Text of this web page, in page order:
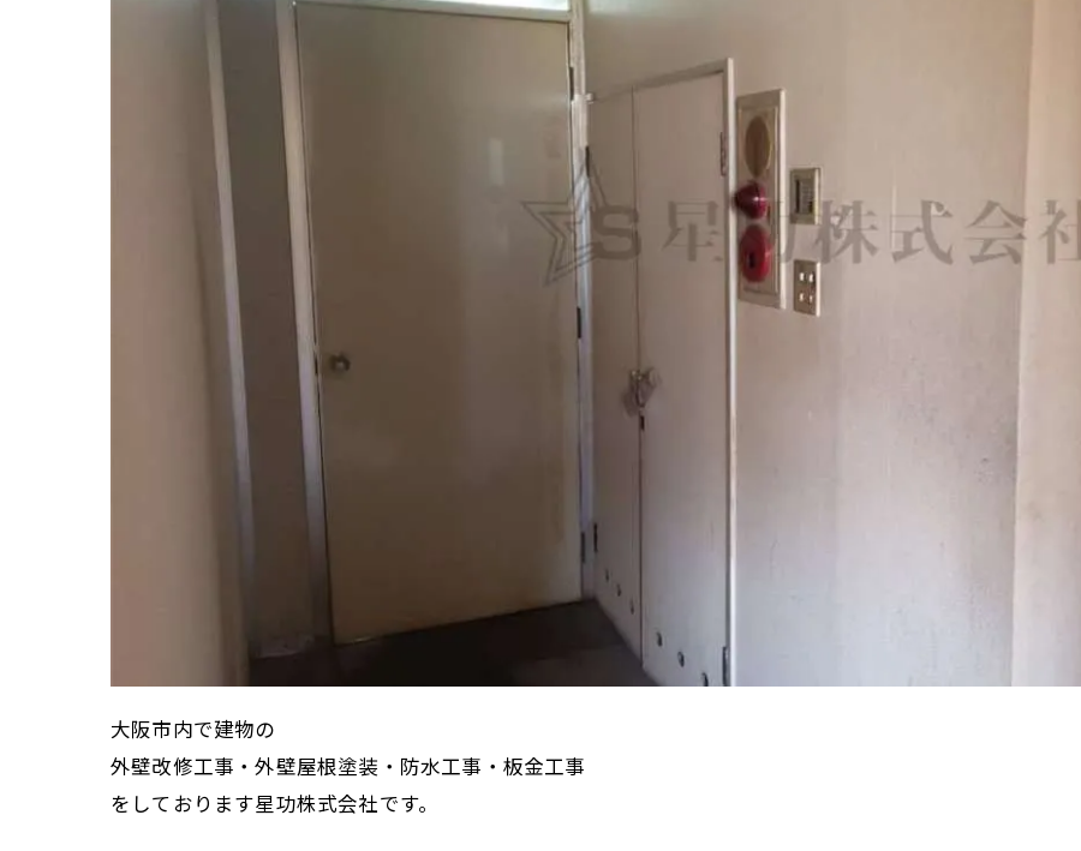
大阪市内で建物の
外壁改修工事・外壁屋根塗装・防水工事・板金工事
をしております星功株式会社です。